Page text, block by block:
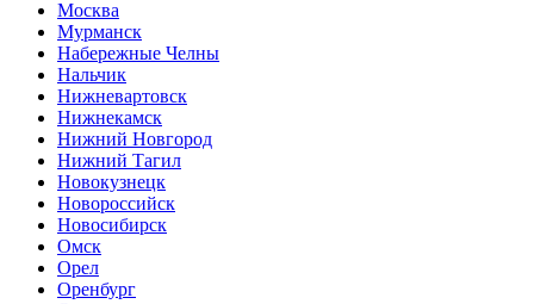
Москва
Мурманск
Набережные Челны
Нальчик
Нижневартовск
Нижнекамск
Нижний Новгород
Нижний Тагил
Новокузнецк
Новороссийск
Новосибирск
Омск
Орел
Оренбург